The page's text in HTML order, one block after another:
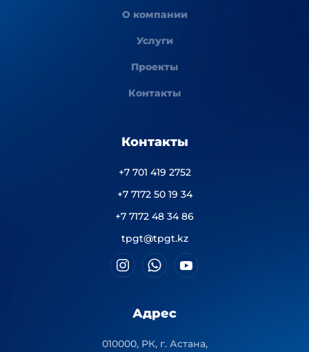
О компании
Услуги
Проекты
Контакты
Контакты
+7 701 419 2752
+7 7172 50 19 34
+7 7172 48 34 86
tpgt@tpgt.kz
Адрес
010000, РК, г. Астана,